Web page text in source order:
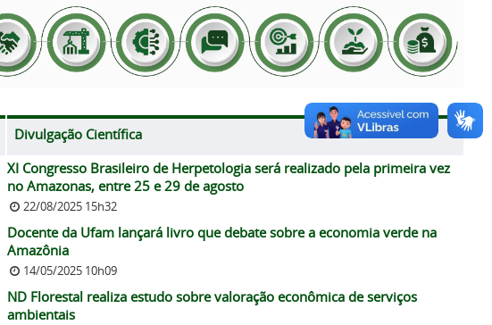
Divulgação Científica
XI Congresso Brasileiro de Herpetologia será realizado pela primeira vez
no Amazonas, entre 25 e 29 de agosto
22/08/2025 15h32
Docente da Ufam lançará livro que debate sobre a economia verde na
Amazônia
14/05/2025 10h09
ND Florestal realiza estudo sobre valoração econômica de serviços
ambientais